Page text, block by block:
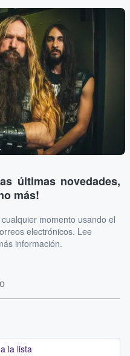
últimas novedades,
más!
momento usando el
electrónicos. Lee
información.
la lista